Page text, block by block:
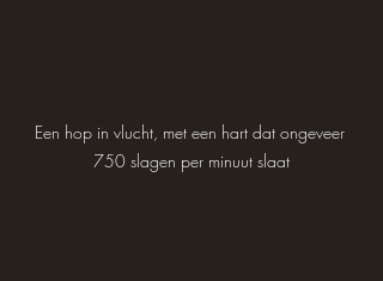
Een hop in vlucht, met een hart dat ongeveer
750 slagen per minuut slaat